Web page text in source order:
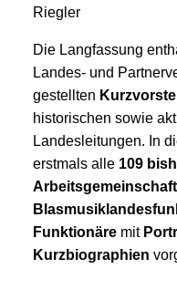
Riegler
Die Langfassung
Landes- und
gestellten
historischen sowie
Landesleitungen. In
erstmals alle 109
Funktionäre mit
Kurzbiographien